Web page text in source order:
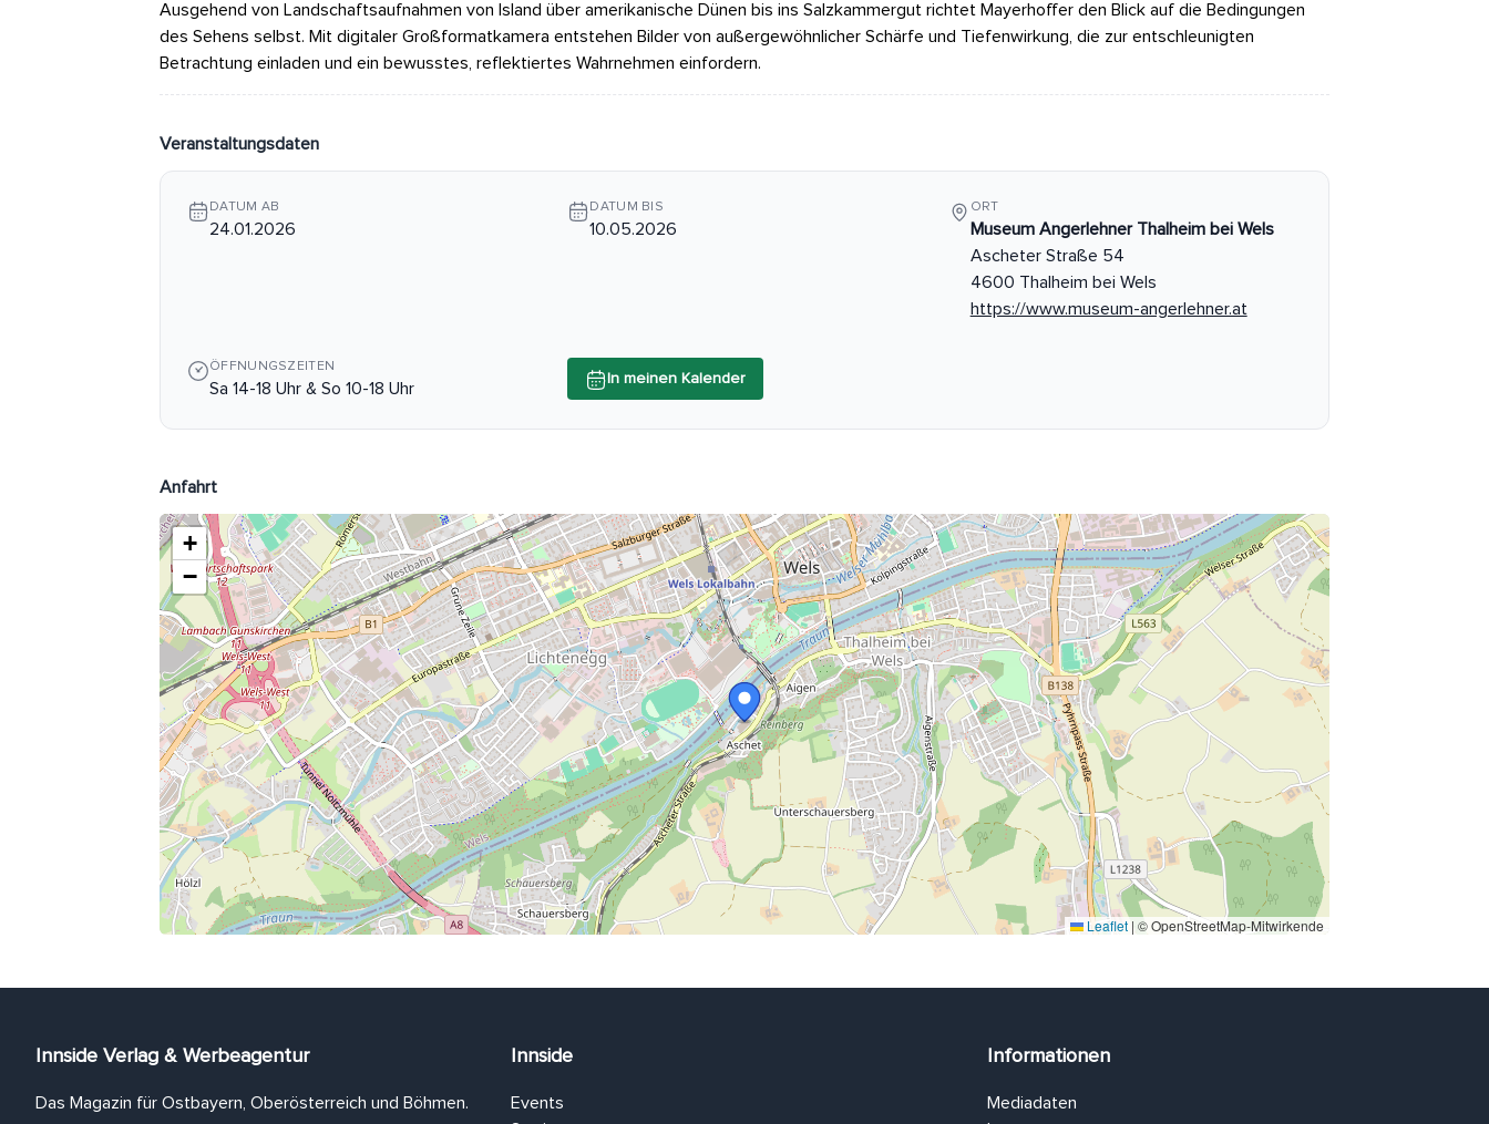
Ausgehend von Landschaftsaufnahmen von Island über amerikanische Dünen bis ins Salzkammergut richtet Mayerhoffer den Blick auf die Bedingungen
des Sehens selbst. Mit digitaler Großformatkamera entstehen Bilder von außergewöhnlicher Schärfe und Tiefenwirkung, die zur entschleunigten
Betrachtung einladen und ein bewusstes, reflektiertes Wahrnehmen einfordern.
Veranstaltungsdaten
DATUM AB
24.01.2026
DATUM BIS
10.05.2026
ORT
Museum Angerlehner Thalheim bei Wels
Ascheter Straße 54
4600 Thalheim bei Wels
https://www.museum-angerlehner.at
ÖFFNUNGSZEITEN
Sa 14-18 Uhr & So 10-18 Uhr
In meinen Kalender
Anfahrt
+
−
Leaflet | © OpenStreetMap-Mitwirkende
Innside Verlag & Werbeagentur
Das Magazin für Ostbayern, Oberösterreich und Böhmen.
Innside
Events
Informationen
Mediadaten